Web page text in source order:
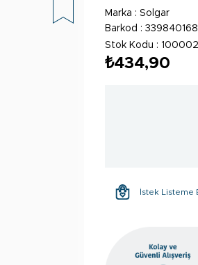
Marka : Solgar
Barkod :
Stok Kodu
₺434,90
İstek Listeme